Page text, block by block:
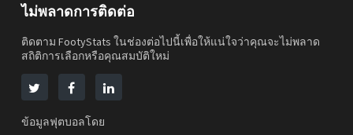
ไม่พลาดการติดต่อ
ติดตาม FootyStats ในช่องต่อไปนี้เพื่อให้แน่ใจว่าคุณจะไม่พลาด
สถิติการเลือกหรือคุณสมบัติใหม่
ข้อมูลฟุตบอลโดย